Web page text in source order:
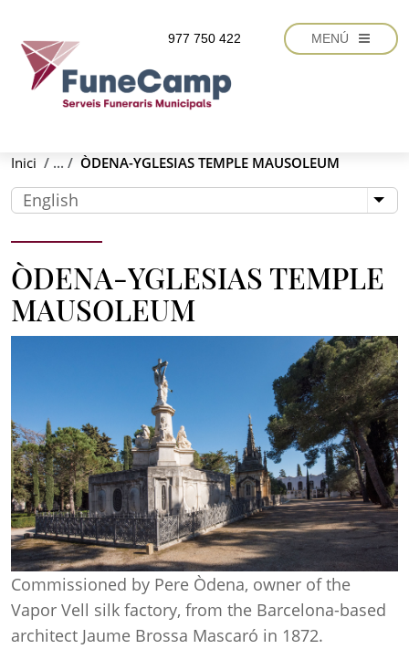
977 750 422 MENÚ
Inici ÒDENA-YGLESIAS TEMPLE MAUSOLEUM
English
ÒDENA-YGLESIAS TEMPLE
MAUSOLEUM
Commissioned by Pere Òdena, owner of the
Vapor Vell silk factory, from the Barcelona-based
architect Jaume Brossa Mascaró in 1872.